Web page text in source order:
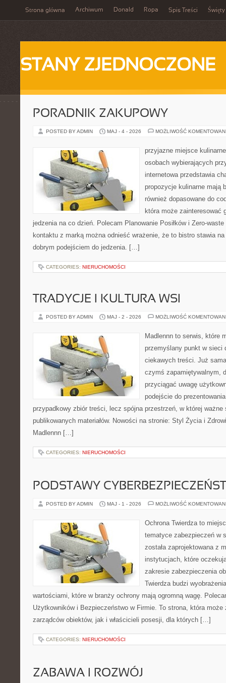
Strona główna Archiwum Donald Ropa Spis Treści Święty
STANY ZJEDNOCZONE
PORADNIK ZAKUPOWY
POSTED BY ADMIN MAJ - 4 - 2026 MOŻLIWOŚĆ
przyjazne miejsce
osobach wybierających
internetowa przedstawia
propozycje kulinarne mają
również dopasowane do
która może zainteresować
jedzenia na co dzień. Polecam Planowanie Posiłków i Zero-
kontaktu z marką można odnieść wrażenie, że to bistro stawia na
dobrym podejściem do jedzenia. […]
CATEGORIES: NIERUCHOMOŚCI
TRADYCJE I KULTURA WSI
POSTED BY ADMIN MAJ - 2 - 2026 MOŻLIWOŚĆ
Madlennn to serwis, które
przemyślany punkt w sieci
ciekawych treści. Już
czymś zapamiętywalnym,
przyciągać uwagę
podejście do
przypadkowy zbiór treści, lecz spójna przestrzeń, w której
publikowanych materiałów. Nowości na stronie: Styl Życia i
Madlennn […]
CATEGORIES: NIERUCHOMOŚCI
PODSTAWY
POSTED BY ADMIN MAJ - 1 - 2026 MOŻLIWOŚĆ
Ochrona Twierdza to
tematyce zabezpieczeń w
została zaprojektowana z
instytucjach, które
zakresie zabezpieczenia
Twierdza budzi
wartościami, które w branży ochrony mają ogromną wagę.
Użytkowników i Bezpieczeństwo w Firmie. To strona, która może
zarządców obiektów, jak i właścicieli posesji, dla których […]
CATEGORIES: NIERUCHOMOŚCI
ZABAWA I ROZWÓJ